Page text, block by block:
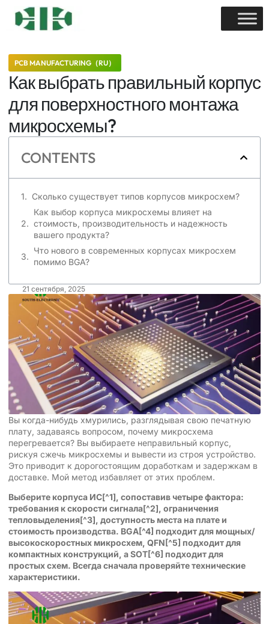
PCB MANUFACTURING（RU）
Как выбрать правильный корпус
для поверхностного монтажа
микросхемы?
CONTENTS
Сколько существует типов корпусов микросхем?
Как выбор корпуса микросхемы влияет на
стоимость, производительность и надежность
вашего продукта?
Что нового в современных корпусах микросхем
помимо BGA?
21 сентября, 2025
Вы когда-нибудь хмурились, разглядывая свою печатную
плату, задаваясь вопросом, почему микросхема
перегревается? Вы выбираете неправильный корпус,
рискуя сжечь микросхемы и вывести из строя устройство.
Это приводит к дорогостоящим доработкам и задержкам в
доставке. Мой метод избавляет от этих проблем.
Выберите корпуса ИС[^1], сопоставив четыре фактора:
требования к скорости сигнала[^2], ограничения
тепловыделения[^3], доступность места на плате и
стоимость производства. BGA[^4] подходит для мощных/
высокоскоростных микросхем, QFN[^5] подходит для
компактных конструкций, аSOT[^6] подходит для
простых схем. Всегда сначала проверяйте технические
характеристики.